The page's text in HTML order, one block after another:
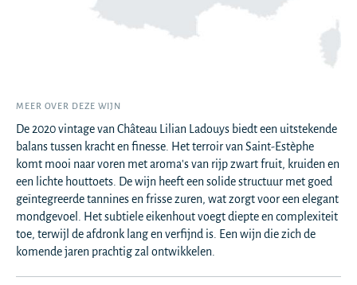
MEER OVER DEZE WIJN
De 2020 vintage van Château Lilian Ladouys biedt een uitstekende
balans tussen kracht en finesse. Het terroir van Saint-Estèphe
komt mooi naar voren met aroma's van rijp zwart fruit, kruiden en
een lichte houttoets. De wijn heeft een solide structuur met goed
geïntegreerde tannines en frisse zuren, wat zorgt voor een elegant
mondgevoel. Het subtiele eikenhout voegt diepte en complexiteit
toe, terwijl de afdronk lang en verfijnd is. Een wijn die zich de
komende jaren prachtig zal ontwikkelen.